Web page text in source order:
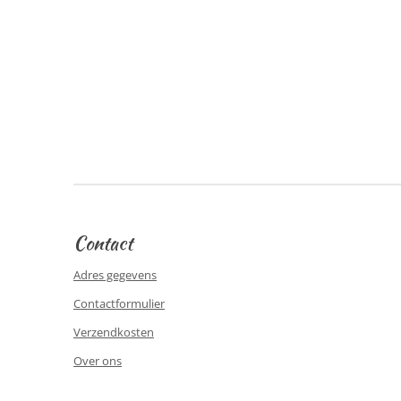
Contact
Adres gegevens
Contactformulier
Verzendkosten
Over ons